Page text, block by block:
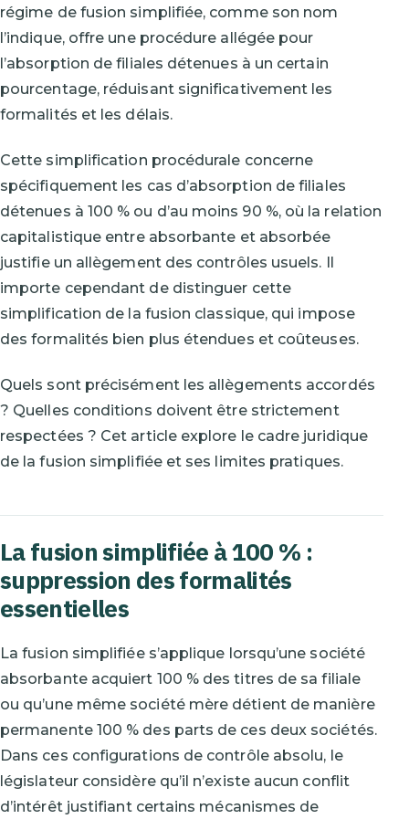
régime de fusion simplifiée, comme son nom
l’indique, offre une procédure allégée pour
l’absorption de filiales détenues à un certain
pourcentage, réduisant significativement les
formalités et les délais.
Cette simplification procédurale concerne
spécifiquement les cas d’absorption de filiales
détenues à 100 % ou d’au moins 90 %, où la relation
capitalistique entre absorbante et absorbée
justifie un allègement des contrôles usuels. Il
importe cependant de distinguer cette
simplification de la fusion classique, qui impose
des formalités bien plus étendues et coûteuses.
Quels sont précisément les allègements accordés
? Quelles conditions doivent être strictement
respectées ? Cet article explore le cadre juridique
de la fusion simplifiée et ses limites pratiques.
La fusion simplifiée à 100 % :
suppression des formalités
essentielles
La fusion simplifiée s’applique lorsqu’une société
absorbante acquiert 100 % des titres de sa filiale
ou qu’une même société mère détient de manière
permanente 100 % des parts de ces deux sociétés.
Dans ces configurations de contrôle absolu, le
législateur considère qu’il n’existe aucun conflit
d’intérêt justifiant certains mécanismes de